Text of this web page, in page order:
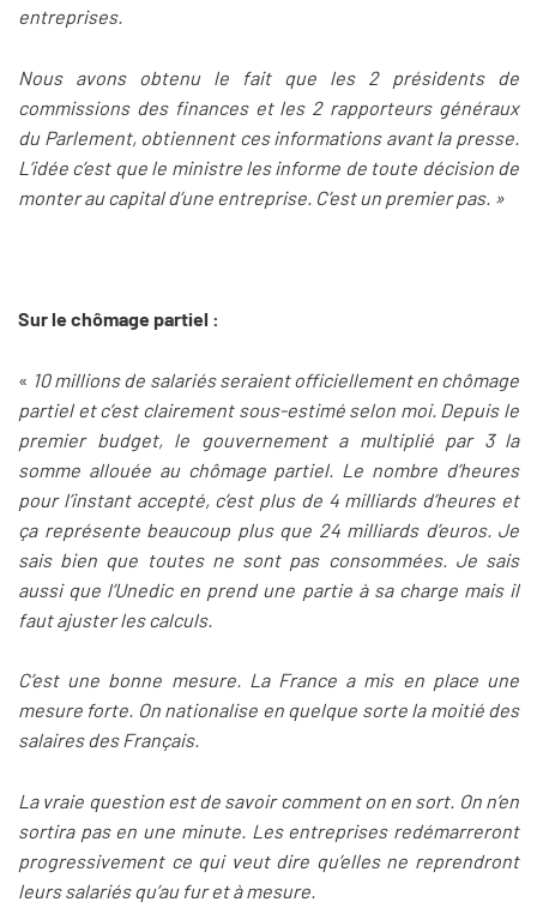
entreprises.
Nous avons obtenu le fait que les 2 présidents de
commissions des finances et les 2 rapporteurs généraux
du Parlement, obtiennent ces informations avant la presse.
L’idée c’est que le ministre les informe de toute décision de
monter au capital d’une entreprise. C’est un premier pas. »
Sur le chômage partiel :
« 10 millions de salariés seraient officiellement en chômage
partiel et c’est clairement sous-estimé selon moi. Depuis le
premier budget, le gouvernement a multiplié par 3 la
somme allouée au chômage partiel. Le nombre d’heures
pour l’instant accepté, c’est plus de 4 milliards d’heures et
ça représente beaucoup plus que 24 milliards d’euros. Je
sais bien que toutes ne sont pas consommées. Je sais
aussi que l’Unedic en prend une partie à sa charge mais il
faut ajuster les calculs.
C’est une bonne mesure. La France a mis en place une
mesure forte. On nationalise en quelque sorte la moitié des
salaires des Français.
La vraie question est de savoir comment on en sort. On n’en
sortira pas en une minute. Les entreprises redémarreront
progressivement ce qui veut dire qu’elles ne reprendront
leurs salariés qu’au fur et à mesure.